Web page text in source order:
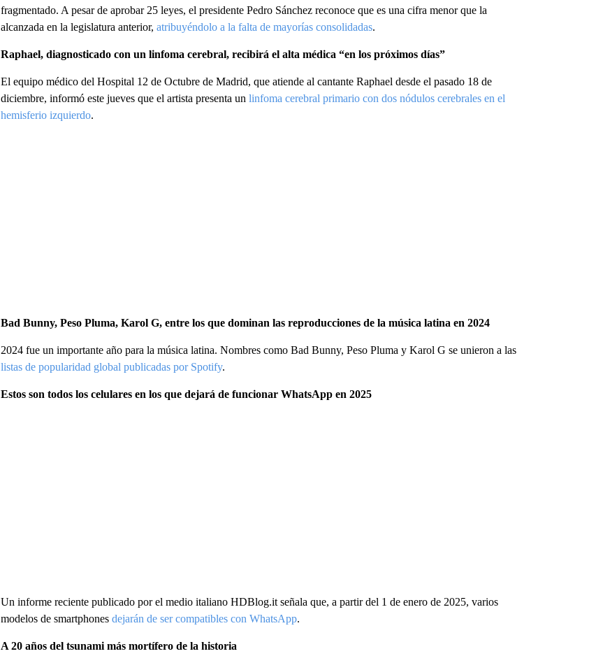
fragmentado. A pesar de aprobar 25 leyes, el presidente Pedro Sánchez reconoce que es una cifra menor que la
alcanzada en la legislatura anterior, atribuyéndolo a la falta de mayorías consolidadas.
Raphael, diagnosticado con un linfoma cerebral, recibirá el alta médica “en los próximos días”
El equipo médico del Hospital 12 de Octubre de Madrid, que atiende al cantante Raphael desde el pasado 18 de
diciembre, informó este jueves que el artista presenta un linfoma cerebral primario con dos nódulos cerebrales en el
hemisferio izquierdo.
Bad Bunny, Peso Pluma, Karol G, entre los que dominan las reproducciones de la música latina en 2024
2024 fue un importante año para la música latina. Nombres como Bad Bunny, Peso Pluma y Karol G se unieron a las
listas de popularidad global publicadas por Spotify.
Estos son todos los celulares en los que dejará de funcionar WhatsApp en 2025
Un informe reciente publicado por el medio italiano HDBlog.it señala que, a partir del 1 de enero de 2025, varios
modelos de smartphones dejarán de ser compatibles con WhatsApp.
A 20 años del tsunami más mortífero de la historia